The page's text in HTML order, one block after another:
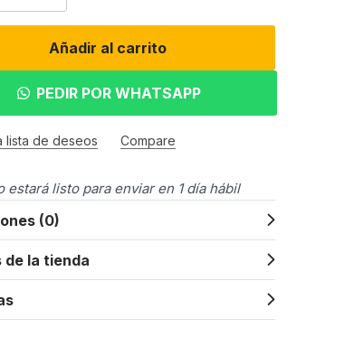
Añadir al carrito
PEDIR POR WHATSAPP
lista de deseos Compare
estará listo para enviar en 1 día hábil
(0)
de la tienda